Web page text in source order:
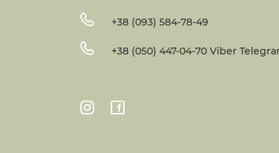
+38 (093) 584-78-49
+38 (050) 447-04-70 Viber